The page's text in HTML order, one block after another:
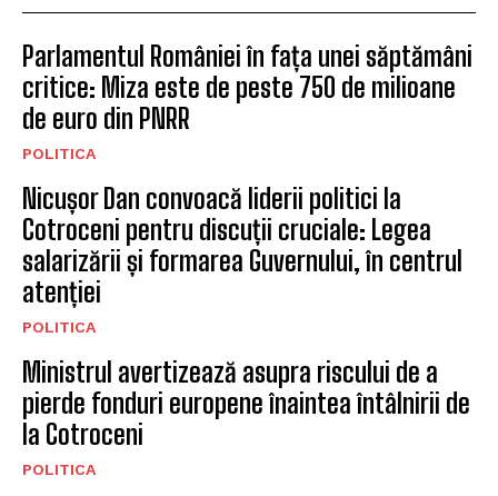
Parlamentul României în fața unei săptămâni
critice: Miza este de peste 750 de milioane
de euro din PNRR
POLITICA
Nicușor Dan convoacă liderii politici la
Cotroceni pentru discuții cruciale: Legea
salarizării și formarea Guvernului, în centrul
atenției
POLITICA
Ministrul avertizează asupra riscului de a
pierde fonduri europene înaintea întâlnirii de
la Cotroceni
POLITICA